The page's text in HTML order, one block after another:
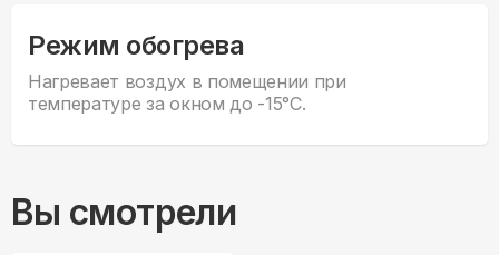
Режим обогрева
Нагревает воздух в помещении при
температуре за окном до -15°С.
Вы смотрели